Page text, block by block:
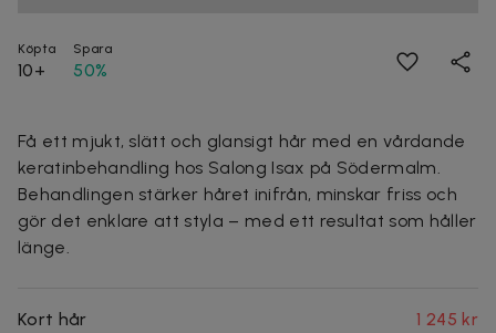
Köpta
10+
Spara
50%
Få ett mjukt, slätt och glansigt hår med en vårdande
keratinbehandling hos Salong Isax på Södermalm.
Behandlingen stärker håret inifrån, minskar friss och
gör det enklare att styla – med ett resultat som håller
länge.
Kort hår
1 245 kr